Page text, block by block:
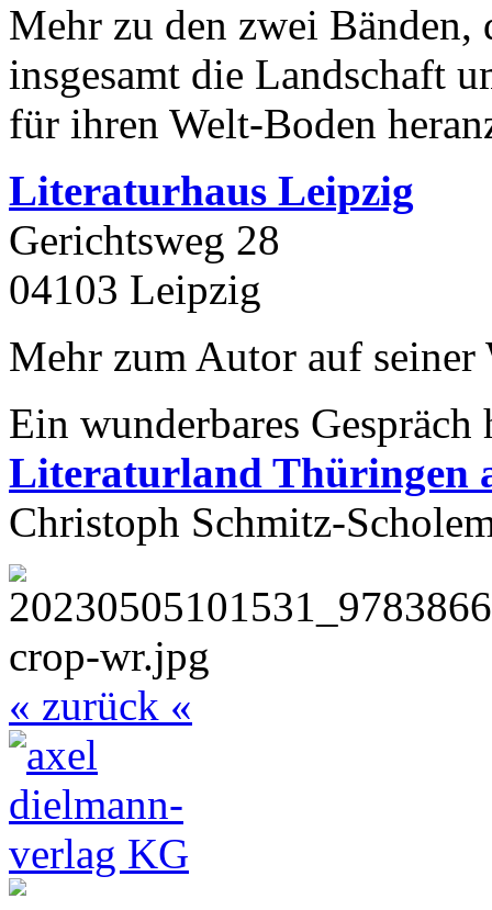
Mehr zu den zwei
insgesamt die Landschaft
für ihren Welt-Boden
Literaturhaus Leipzig
Gerichtsweg 28
04103 Leipzig
Mehr zum Autor auf seiner
Ein wunderbares
Literaturland Thüringen
Christoph Schmitz-
« zurück «